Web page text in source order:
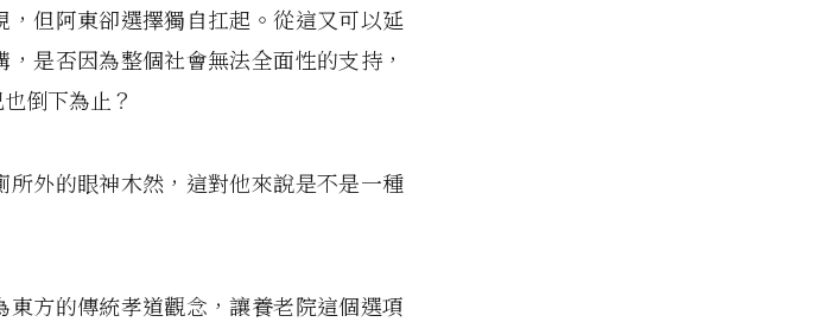
但阿東卻選擇獨自扛起。從這又可以延
是否因為整個社會無法全面性的支持，
倒下為止？
外的眼神木然，這對他來說是不是一種
方的傳統孝道觀念，讓養老院這個選項